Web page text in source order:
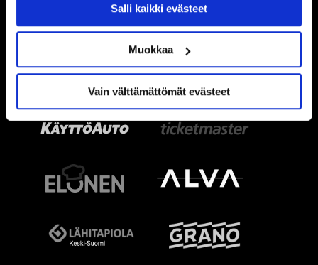
Salli kaikki evästeet
Muokkaa
Vain välttämättömät evästeet